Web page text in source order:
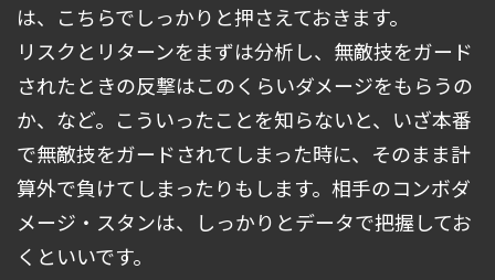
は、こちらでしっかりと押さえておきます。
リスクとリターンをまずは分析し、無敵技をガード
されたときの反撃はこのくらいダメージをもらうの
か、など。こういったことを知らないと、いざ本番
で無敵技をガードされてしまった時に、そのまま計
算外で負けてしまったりもします。相手のコンボダ
メージ・スタンは、しっかりとデータで把握してお
くといいです。